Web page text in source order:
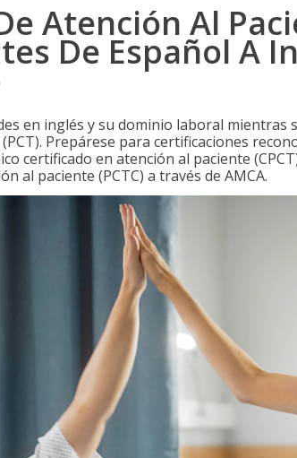
Atención Al
De Español A
en inglés y su dominio laboral mientras
Prepárese para certificaciones
certificado en atención al paciente
al paciente (PCTC) a través de AMCA.